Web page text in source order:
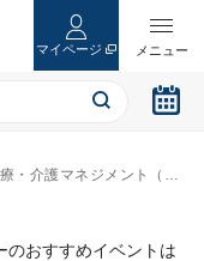
マイページ
・介護マネジメント（2ページ目）
のおすすめイベントは